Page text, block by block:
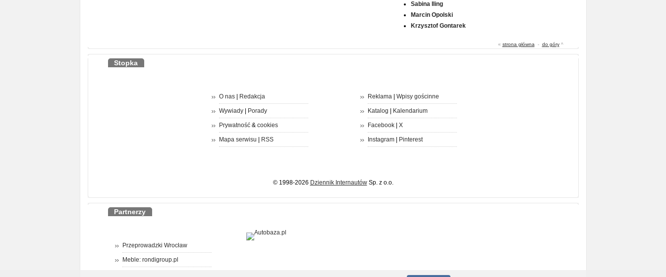
Sabina Iling
Marcin Opolski
Krzysztof Gontarek
« strona główna - do góry^
Stopka
O nas| Redakcja
Wywiady| Porady
Prywatność& cookies
Mapa serwisu RSS
Reklama| Wpisy gościnne
Katalog Kalendarium
Facebook| X
Instagram| Pinterest
© 1998-2026 Dziennik InternautówSp. z o.o.
Partnerzy
Przeprowadzki Wrocław
Meble: rondigroup.pl